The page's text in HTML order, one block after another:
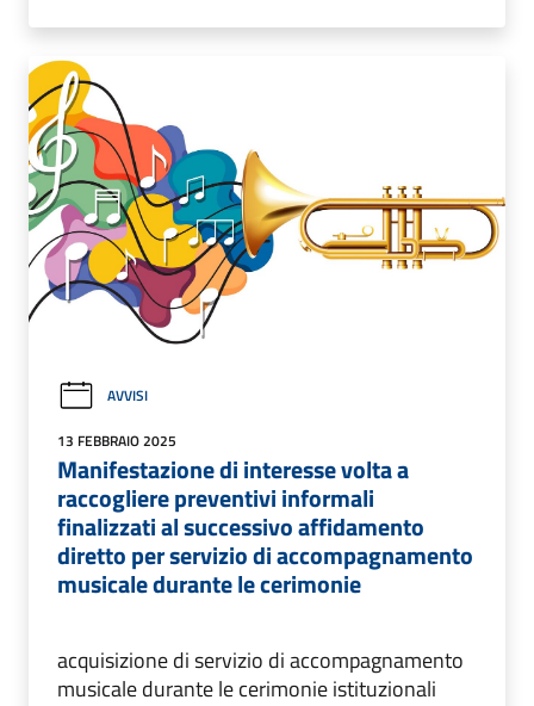
AVVISI
13 FEBBRAIO 2025
Manifestazione di interesse volta a
raccogliere preventivi informali
finalizzati al successivo affidamento
diretto per servizio di accompagnamento
musicale durante le cerimonie
acquisizione di servizio di accompagnamento
musicale durante le cerimonie istituzionali